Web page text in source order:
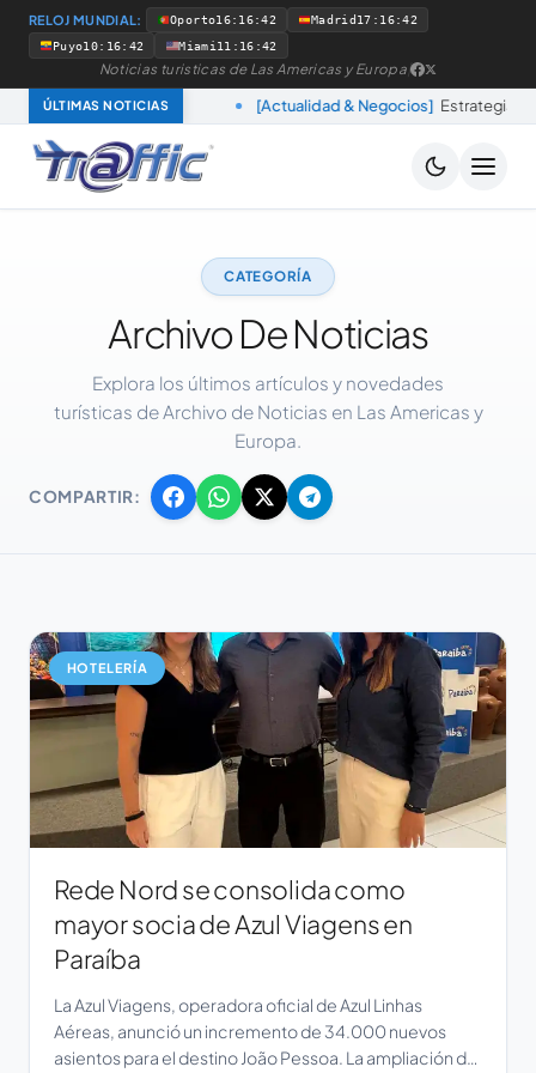
RELOJ MUNDIAL: Oporto16:16:43 Madrid17:16:43
Puyo10:16:43 Miami 11:16:43
Noticias turisticas de Las Americas y Europa|
ÚLTIMAS NOTICIAS
en Paraíba [Actualidad & Negocios] Estrategia SOMOS
CATEGORÍA
Archivo De Noticias
Explora los últimos artículos y novedades
turísticas de Archivo de Noticias en Las Americas y
Europa.
COMPARTIR:
HOTELERÍA
Rede Nord se consolida como
mayor socia de Azul Viagens en
Paraíba
La Azul Viagens, operadora oficial de Azul Linhas
Aéreas, anunció un incremento de 34.000 nuevos
asientos para el destino João Pessoa. La ampliación de